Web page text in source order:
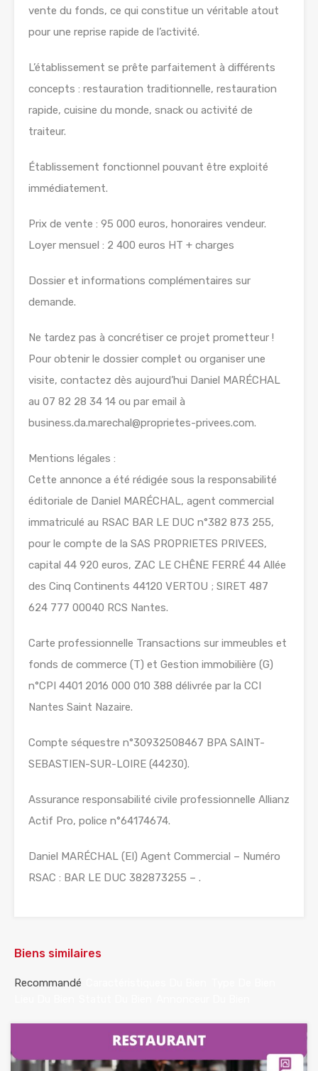
vente du fonds, ce qui constitue un véritable atout
pour une reprise rapide de l’activité.
L’établissement se prête parfaitement à différents
concepts : restauration traditionnelle, restauration
rapide, cuisine du monde, snack ou activité de
traiteur.
Établissement fonctionnel pouvant être exploité
immédiatement.
Prix de vente : 95 000 euros, honoraires vendeur.
Loyer mensuel : 2 400 euros HT + charges
Dossier et informations complémentaires sur
demande.
Ne tardez pas à concrétiser ce projet prometteur !
Pour obtenir le dossier complet ou organiser une
visite, contactez dès aujourd’hui Daniel MARÉCHAL
au 07 82 28 34 14 ou par email à
business.da.marechal@proprietes-privees.com.
Mentions légales :
Cette annonce a été rédigée sous la responsabilité
éditoriale de Daniel MARÉCHAL, agent commercial
immatriculé au RSAC BAR LE DUC n°382 873 255,
pour le compte de la SAS PROPRIETES PRIVEES,
capital 44 920 euros, ZAC LE CHÊNE FERRÉ 44 Allée
des Cinq Continents 44120 VERTOU ; SIRET 487
624 777 00040 RCS Nantes.
Carte professionnelle Transactions sur immeubles et
fonds de commerce (T) et Gestion immobilière (G)
n°CPI 4401 2016 000 010 388 délivrée par la CCI
Nantes Saint Nazaire.
Compte séquestre n°30932508467 BPA SAINT-
SEBASTIEN-SUR-LOIRE (44230).
Assurance responsabilité civile professionnelle Allianz
Actif Pro, police n°64174674.
Daniel MARÉCHAL (EI) Agent Commercial – Numéro
RSAC : BAR LE DUC 382873255 – .
Biens similaires
Recommandé